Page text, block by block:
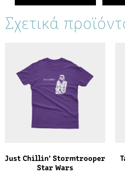
Σχετικά
Just Chillin’ Stormtrooper
Star Wars